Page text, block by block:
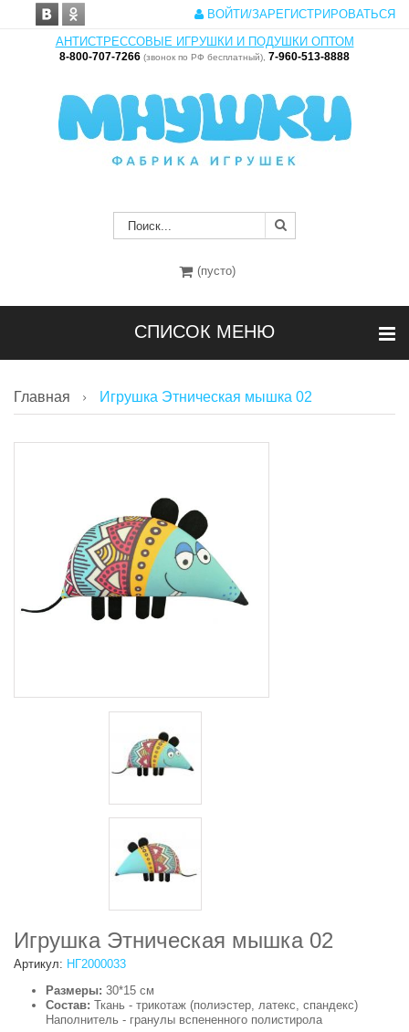
ВОЙТИ/ЗАРЕГИСТРИРОВАТЬСЯ
АНТИСТРЕССОВЫЕ ИГРУШКИ И ПОДУШКИ ОПТОМ
8-800-707-7266 (звонок по РФ бесплатный), 7-960-513-8888
(пусто)
СПИСОК МЕНЮ
Главная Игрушка Этническая мышка 02
Игрушка Этническая мышка 02
Артикул: НГ2000033
Размеры: 30*15 см
Состав: Ткань - трикотаж (полиэстер, латекс, спандекс)
Наполнитель - гранулы вспененного полистирола